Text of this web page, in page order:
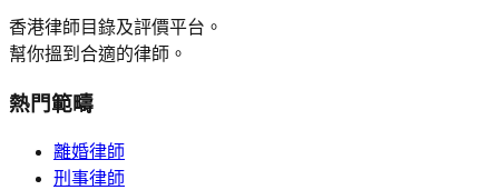
香港律師目錄及評價平台。
幫你搵到合適的律師。
熱門範疇
離婚律師
刑事律師